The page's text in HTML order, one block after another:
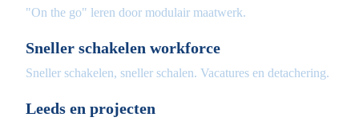
"On the go" leren door modulair maatwerk.
Sneller schakelen workforce
Sneller schakelen, sneller schalen. Vacatures en detachering.
Leeds en projecten